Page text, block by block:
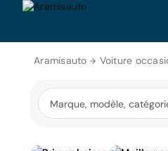
Aramisauto Voiture